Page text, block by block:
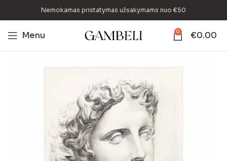
Nemokamas pristatymas užsakymams nuo €50
Menu 0 €0.00